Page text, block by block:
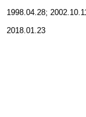
1998.04.28;
2018.01.23